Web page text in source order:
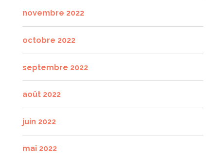
novembre 2022
octobre 2022
septembre 2022
août 2022
juin 2022
mai 2022